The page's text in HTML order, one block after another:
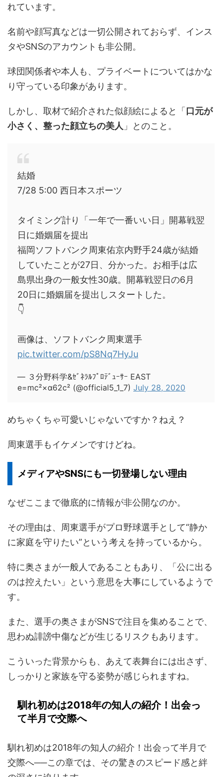
れています。
名前や顔写真などは一切公開されておらず、インス
タやSNSのアカウントも非公開。
球団関係者や本人も、プライベートについてはかな
り守っている印象があります。
しかし、取材で紹介された似顔絵によると「口元が
小さく、整った顔立ちの美人 」とのこと。
結婚
7/28 5:00 西日本スポーツ
タイミング計り「一年で一番いい日」開幕戦翌
日に婚姻届を提出
福岡ソフトバンク周東佑京内野手24歳が結婚
していたことが27日、分かった。お相手は広
島県出身の一般女性30歳。開幕戦翌日の6月
20日に婚姻届を提出しスタートした。
👇
画像は、ソフトバンク周東選手
pic.twitter.com/pS8Nq7HyJu
— ３分野科学&ｾﾞﾈﾗﾙﾌﾟﾛﾃﾞｭｰｻｰ EAST
e=mc²×α62c² (@official5_1_7) July 28, 2020
めちゃくちゃ可愛いじゃないですか？ねえ？
周東選手もイケメンですけどね。
メディアやSNSにも一切登場しない理由
なぜここまで徹底的に情報が非公開なのか。
その理由は、周東選手がプロ野球選手として“静か
に家庭を守りたい”という考えを持っているから。
特に奥さまが一般人であることもあり、「公に出る
のは控えたい」という意思を大事にしているようで
す。
また、選手の奥さまがSNSで注目を集めることで、
思わぬ誹謗中傷などが生じるリスクもあります。
こういった背景からも、あえて表舞台には出さず、
しっかりと家族を守る姿勢が感じられますね。
馴れ初めは2018年の知人の紹介！出会っ
て半月で交際へ
馴れ初めは2018年の知人の紹介！出会って半月で
交際へ──この章では、その驚きのスピード感と絆